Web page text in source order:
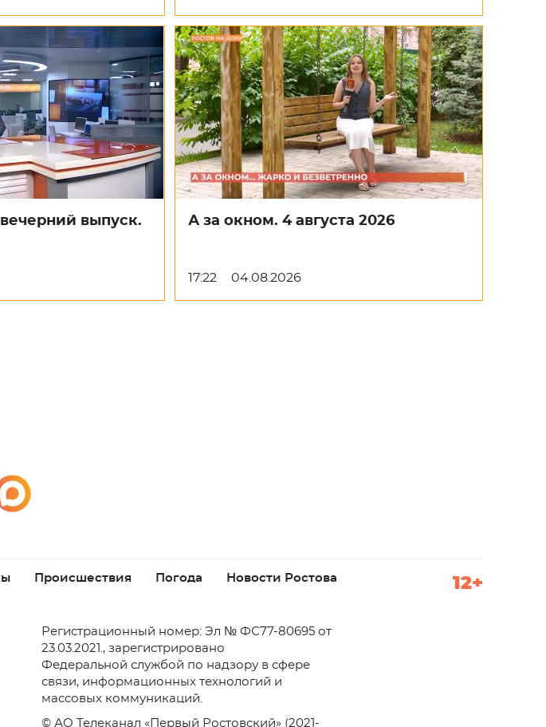
выпуск.
А за окном. 4 августа 2026
17:22 04.08.2026
Происшествия Погода Новости Ростова 12+
Регистрационный номер: Эл № ФС77-80695 от
23.03.2021., зарегистрировано
Федеральной службой по надзору в сфере
связи, информационных технологий и
массовых коммуникаций.
© АО Телеканал «Первый Ростовский» (2021-